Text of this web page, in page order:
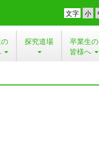
文字
探究道場
卒業生の
皆様へ